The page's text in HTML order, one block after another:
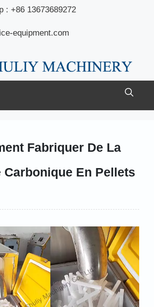
: +86 13673689272
equipment.com
Fabriquer De La
Carbonique En Pellets